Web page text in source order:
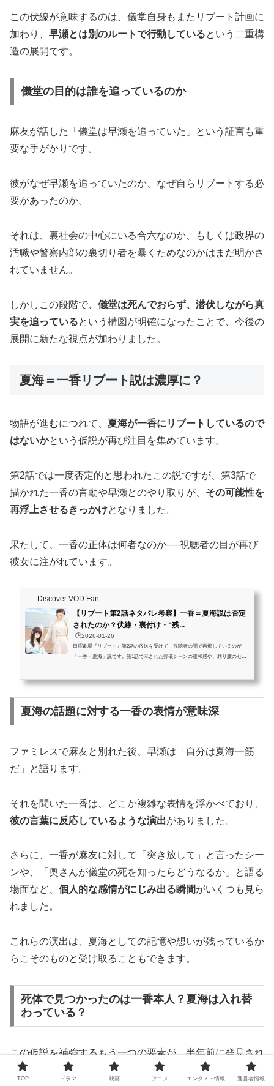
この伏線が意味するのは、儀堂自身もまたリブート計画に
加わり、 早瀬とは別のルートで行動しているという二重構
造の展開です。
儀堂の目的は誰を追っているのか
麻友が話した「儀堂は早瀬を追っていた」という証言も重
要な手がかりです。
彼がなぜ早瀬を追っていたのか、なぜ自らリブートする必
要があったのか。
それは、裏社会の中心にいる合六なのか、もしくは政界の
汚職や警察内部の裏切り者を暴くためなのかはまだ明かさ
れていません。
しかしこの段階で、 儀堂は死んでおらず、潜伏しながら真
実を追っているという構図が明確になったことで、今後の
展開に新たな視点が加わりました。
夏海＝一香リブート説は濃厚に？
物語が進むにつれて、 夏海が一香にリブートしているので
はないかという仮説が再び注目を集めています。
第2話では一度否定的と思われたこの説ですが、第3話で
描かれた一香の言動や早瀬とのやり取りが、 その可能性を
再浮上させるきっかけとなりました。
果たして、一香の正体は何者なのか──視聴者の目が再び
彼女に注がれています。
Discover VOD Fan
【リブート第2話ネタバレ考察】一香＝夏海説は否定
されたのか？伏線・裏付け・“残...
🕒️2026-01-26
日曜劇場『リブート』第2話の放送を受けて、視聴者の間で再燃しているのが
「一香＝夏海」説です。第1話で示された葬儀シーンの違和感や、粘り腰のセリ
＝夏海説」が成り立つ根拠と崩れた要素を丁寧に整理・考察します。さらに、戸
田恵梨香さんのインタビューに残された「多層的」というキーワードから、...
夏海の話題に対する一香の表情が意味深
ファミレスで麻友と別れた後、早瀬は「自分は夏海一筋
だ」と語ります。
それを聞いた一香は、どこか複雑な表情を浮かべており、
彼の言葉に反応しているような演出がありました。
さらに、一香が麻友に対して「突き放して」と言ったシー
ンや、「奥さんが儀堂の死を知ったらどうなるか」と語る
場面など、 個人的な感情がにじみ出る瞬間がいくつも見ら
れました。
これらの演出は、夏海としての記憶や想いが残っているか
らこそのものと受け取ることもできます。
死体で見つかったのは一香本人？夏海は入れ替
わっている？
この仮説を補強するもう一つの要素が、半年前に発見され
た女性の遺体です。
TOP ドラマ 映画 アニメ エンタメ・情報 運営者情報